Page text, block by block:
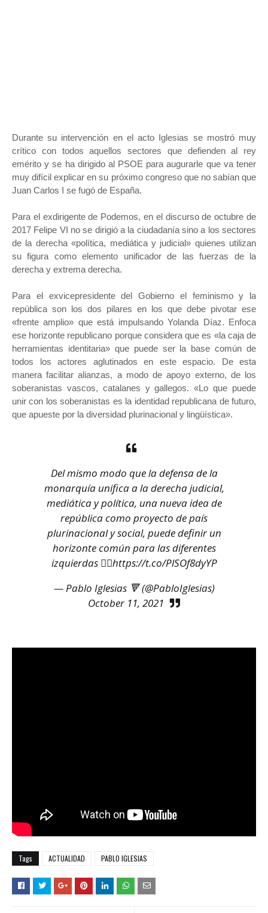
Durante su intervención en el acto Iglesias se mostró muy
crítico con todos aquellos sectores que defienden al rey
emérito y se ha dirigido al PSOE para augurarle que va tener
muy difícil explicar en su próximo congreso que no sabían que
Juan Carlos I se fugó de España.
Para el exdirigente de Podemos, en el discurso de octubre de
2017 Felipe VI no se dirigió a la ciudadanía sino a los sectores
de la derecha «política, mediática y judicial» quienes utilizan
su figura como elemento unificador de las fuerzas de la
derecha y extrema derecha.
Para el exvicepresidente del Gobierno el feminismo y la
república son los dos pilares en los que debe pivotar ese
«frente amplio» que está impulsando Yolanda Díaz. Enfoca
ese horizonte republicano porque considera que es «la caja de
herramientas identitaria» que puede ser la base común de
todos los actores aglutinados en este espacio. De esta
manera facilitar alianzas, a modo de apoyo externo, de los
soberanistas vascos, catalanes y gallegos. «Lo que puede
unir con los soberanistas es la identidad republicana de futuro,
que apueste por la diversidad plurinacional y lingüística».
Del mismo modo que la defensa de la
monarquía unifica a la derecha judicial,
mediática y política, una nueva idea de
república como proyecto de país
plurinacional y social, puede definir un
horizonte común para las diferentes
izquierdas 👇🏻https://t.co/PlSOf8dyYP
— Pablo Iglesias 🔻 (@PabloIglesias)
October 11, 2021
Tags ACTUALIDAD PABLO IGLESIAS